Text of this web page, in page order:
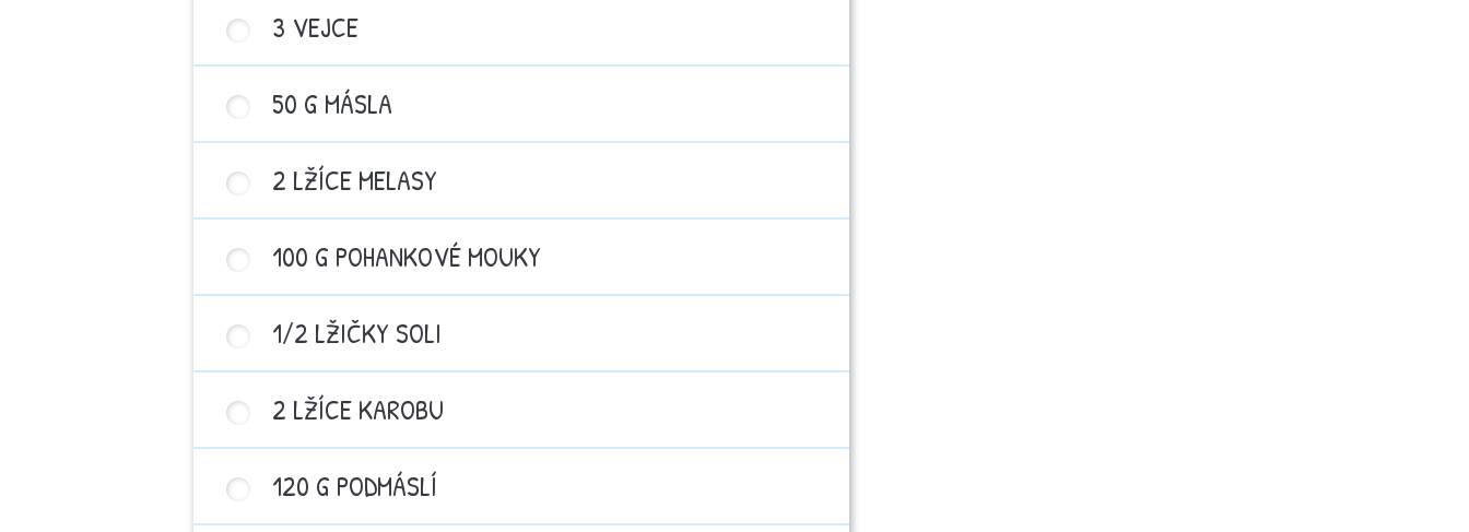
3 VEJCE
50 G MÁSLA
2 LŽÍCE MELASY
100 G POHANKOVÉ MOUKY
1/2 LŽIČKY SOLI
2 LŽÍCE KAROBU
120 G PODMÁSLÍ